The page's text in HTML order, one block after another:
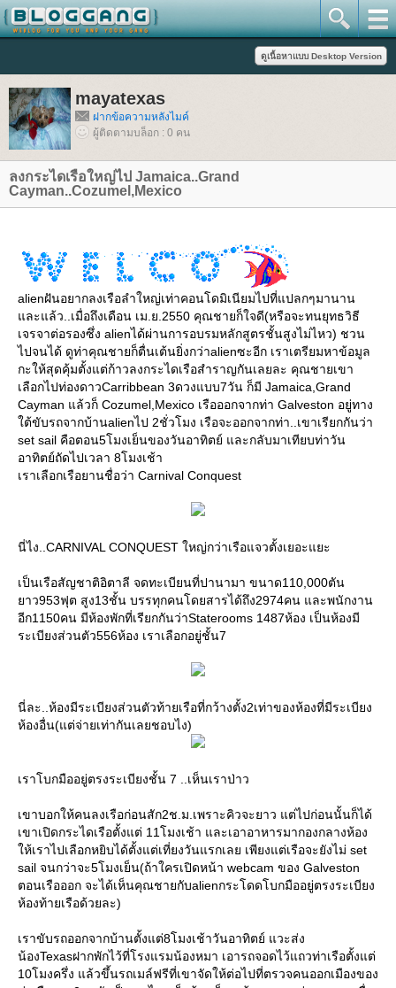
mayatexas
ฝากข้อความหลังไมค์
ผู้ติดตามบล็อก : 0 คน
ลงกระไดเรือใหญ่ไป Jamaica..Grand
Cayman..Cozumel,Mexico
alienฝันอยากลงเรือลำใหญ่เท่าคอนโดมิเนียมไปที่แปลกๆมานาน
ละแล้ว..เมื่อถึงเดือน เม.ย.2550 คุณชายก็ใจดี(หรือจะทนยุทธวิธี
เจรจาต่อรองซึ่ง alienได้ผ่านการอบรมหลักสูตรชั้นสูงไม่ไหว) ชวน
ไปจนได้ ดูท่าคุณชายก็ตื่นเต้นยิ่งกว่าalienซะอีก เราเตรียมหาข้อมูล
กะให้สุดคุ้มตั้งแต่ก้าวลงกระไดเรือสำราญกันเลยละ คุณชายเขา
เลือกไปท่องดาวCarribbean 3ดวงแบบ7วัน ก็มี Jamaica,Grand
Cayman แล้วก็ Cozumel,Mexico เรือออกจากท่า Galveston อยู่ทาง
ต้ขับรถจากบ้านalienไป 2ชั่วโมง เรือจะออกจากท่า..เขาเรียกกันว่า
set sail คือตอน5โมงเย็นของวันอาทิตย์ และกลับมาเทียบท่าวัน
อาทิตย์ถัดไปเวลา 8โมงเช้า
เราเลือกเรือยานชื่อว่า Carnival Conquest
นี่ไง..CARNIVAL CONQUEST ใหญ่กว่าเรือแจวตั้งเยอะแยะ
เป็นเรือสัญชาติอิตาลี จดทะเบียนที่ปานามา ขนาด110,000ตัน
าว953ฟุต สูง13ชั้น บรรทุกคนโดยสารได้ถึง2974คน และพนักงาน
อีก1150คน มีห้องพักที่เรียกกันว่าStaterooms 1487ห้อง เป็นห้องมี
ระเบียงส่วนตัว556ห้อง เราเลือกอยู่ชั้น7
นี่ละ..ห้องมีระเบียงส่วนตัวท้ายเรือที่กว้างตั้ง2เท่าของห้องที่มีระเบียง
ห้องอื่น(แต่จ่ายเท่ากันเลยชอบไง)
เราโบกมืออยู่ตรงระเบียงชั้น 7 ..เห็นเราป่าว
เขาบอกให้คนลงเรือก่อนสัก2ช.ม.เพราะคิวจะยาว แต่ไปก่อนนั้นก็ได้
เขาเปิดกระไดเรือตั้งแต่ 11โมงเช้า และเอาอาหารมากองกลางห้อง
ห้เราไปเลือกหยิบได้ตั้งแต่เที่ยงวันแรกเลย เพียงแต่เรือจะยังไม่ set
sail จนกว่าจะ5โมงเย็น(ถ้าใครเปิดหน้า webcam ของ Galveston
ตอนเรือออก จะได้เห็นคุณชายกับalienกระโดดโบกมืออยู่ตรงระเบียง
ห้องท้ายเรือด้วยละ)
เราขับรถออกจากบ้านตั้งแต่8โมงเช้าวันอาทิตย์ แวะส่ง
น้องTexasฝากพักไว้ที่โรงแรมน้องหมา เอารถจอดไว้แถวท่าเรือตั้งแต่
10โมงครึ่ง แล้วขึ้นรถเมล์ฟรีที่เขาจัดให้ต่อไปที่ตรวจคนออกเมืองของ